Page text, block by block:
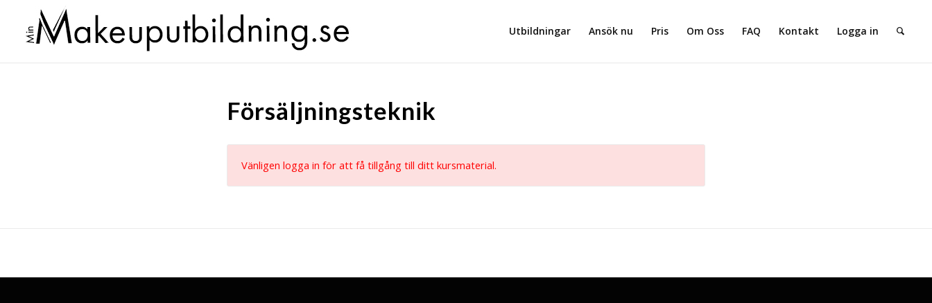
Utbildningar Ansök nu Pris Om Oss FAQ Kontakt Logga in
Försäljningsteknik
Vänligen logga in för att få tillgång till ditt kursmaterial.